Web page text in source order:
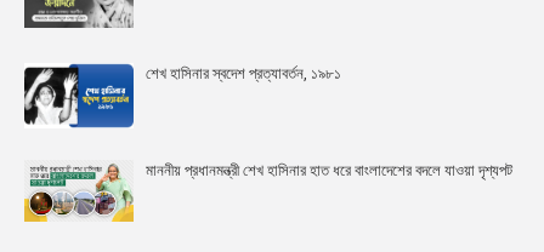
শেখ হাসিনার স্বদেশ প্রত্যাবর্তন, ১৯৮১
মাননীয় প্রধানমন্ত্রী শেখ হাসিনার হাত ধরে বাংলাদেশের বদলে যাওয়া দৃশ্যপট